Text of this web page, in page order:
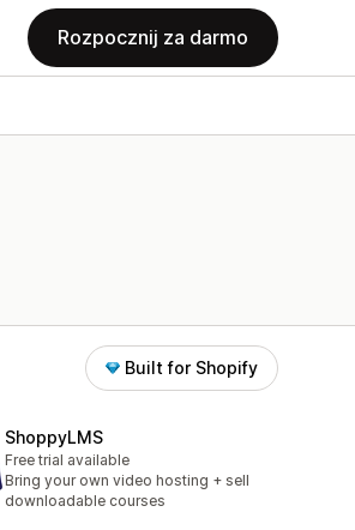
Rozpocznij za darmo
Built for Shopify
ShoppyLMS
Free trial available
Bring your own video hosting + sell
downloadable courses